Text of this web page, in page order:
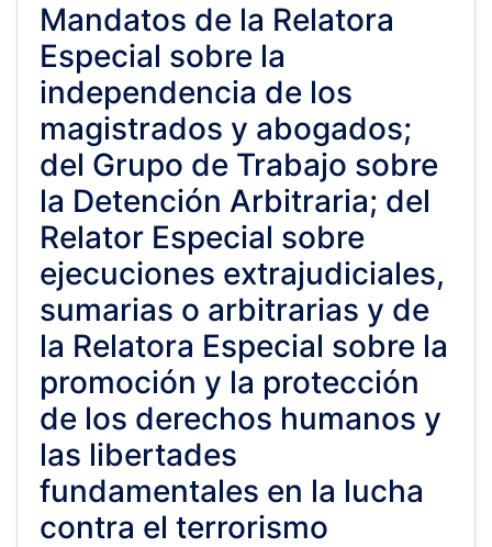
Mandatos de la Relatora
Especial sobre la
independencia de los
magistrados y abogados;
del Grupo de Trabajo sobre
la Detención Arbitraria; del
Relator Especial sobre
ejecuciones extrajudiciales,
sumarias o arbitrarias y de
la Relatora Especial sobre la
promoción y la protección
de los derechos humanos y
las libertades
fundamentales en la lucha
contra el terrorismo